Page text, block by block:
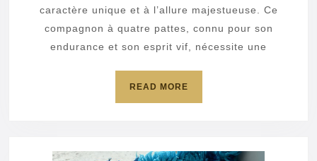
bébé
Husky
?
caractère unique et à l’allure majestueuse. Ce
compagnon à quatre pattes, connu pour son
endurance et son esprit vif, nécessite une
READ MOREREAD